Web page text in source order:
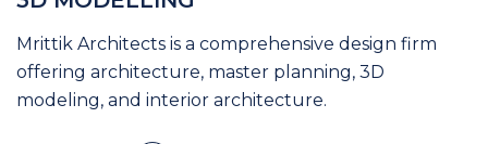
Mrittik Architects is a comprehensive design firm
offering architecture, master planning, 3D
modeling, and interior architecture.